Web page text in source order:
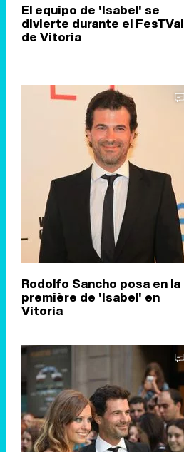
El equipo de 'Isabel' se
divierte durante el FesTVal
de Vitoria
Rodolfo Sancho posa en la
première de 'Isabel' en
Vitoria